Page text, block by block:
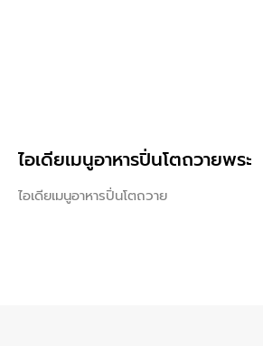
ไอเดียเมนูอาหารปิ่นโตถวายพระ
ไอเดียเมนูอาหารปิ่นโตถวาย